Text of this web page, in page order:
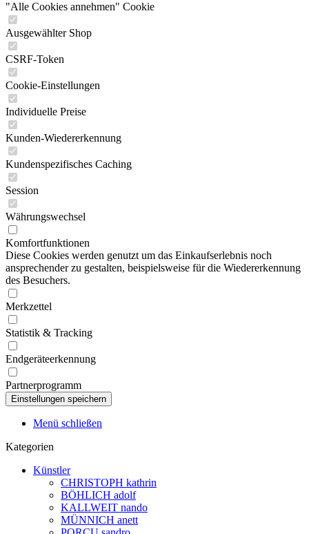
"Alle Cookies annehmen" Cookie
Ausgewählter Shop
CSRF-Token
Cookie-Einstellungen
Individuelle Preise
Kunden-Wiedererkennung
Kundenspezifisches Caching
Session
Währungswechsel
Komfortfunktionen
Diese Cookies werden genutzt um das Einkaufserlebnis noch
ansprechender zu gestalten, beispielsweise für die Wiedererkennung
des Besuchers.
Merkzettel
Statistik & Tracking
Endgeräteerkennung
Partnerprogramm
Menü schließen
Kategorien
Künstler
CHRISTOPH kathrin
BÖHLICH adolf
KALLWEIT nando
MÜNNICH anett